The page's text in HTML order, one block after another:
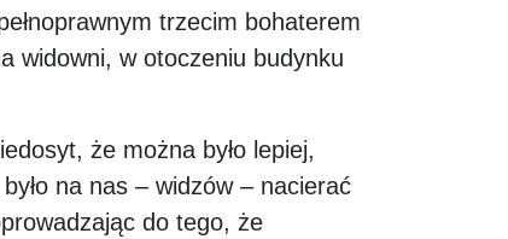
trzecim bohaterem
widowni, w otoczeniu budynku
że można było lepiej,
na nas – widzów – nacierać
do tego, że